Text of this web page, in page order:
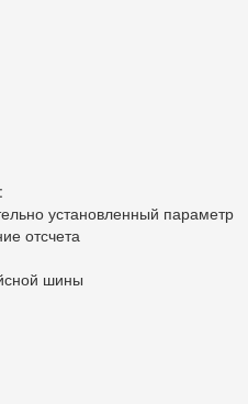
параметр
шины